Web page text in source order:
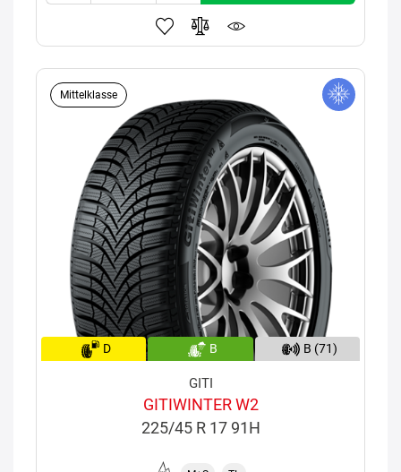
Mittelklasse
D B B (71)
GITI
GITIWINTER W2
225/45 R 17 91H